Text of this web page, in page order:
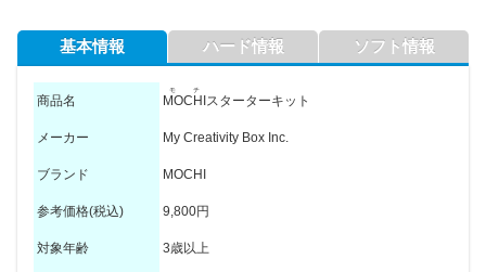
基本情報
商品名 MOCHI
モチ
スターターキット
メーカー My Creativity Box Inc.
ブランド MOCHI
参考価格(税込) 9,800円
対象年齢 3歳以上
ハード情報 ソフト情報